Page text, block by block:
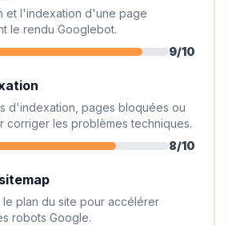
et l'indexation d'une page
le rendu Googlebot.
9/10
d'indexation, pages bloquées ou
corriger les problèmes techniques.
8/10
plan du site pour accélérer
robots Google.